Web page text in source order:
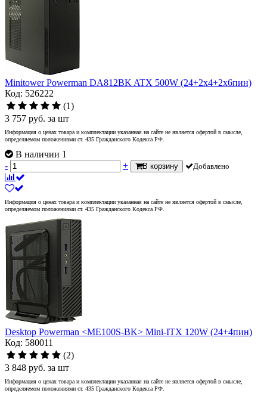
Minitower Powerman DA812BK ATX 500W (24+2x4+2x6пин)
Код: 526222
(1)
3 757 руб. за шт
Информация о ценах товара и комплектации указанная на сайте не является офертой в смысле,
определяемом положениями ст. 435 Гражданского Кодекса РФ.
В наличии 1
-
+ В корзину Добавлено
Информация о ценах товара и комплектации указанная на сайте не является офертой в смысле,
определяемом положениями ст. 435 Гражданского Кодекса РФ.
Desktop Powerman <ME100S-BK> Mini-ITX 120W (24+4пин)
Код: 580011
(2)
3 848 руб. за шт
Информация о ценах товара и комплектации указанная на сайте не является офертой в смысле,
определяемом положениями ст. 435 Гражданского Кодекса РФ.